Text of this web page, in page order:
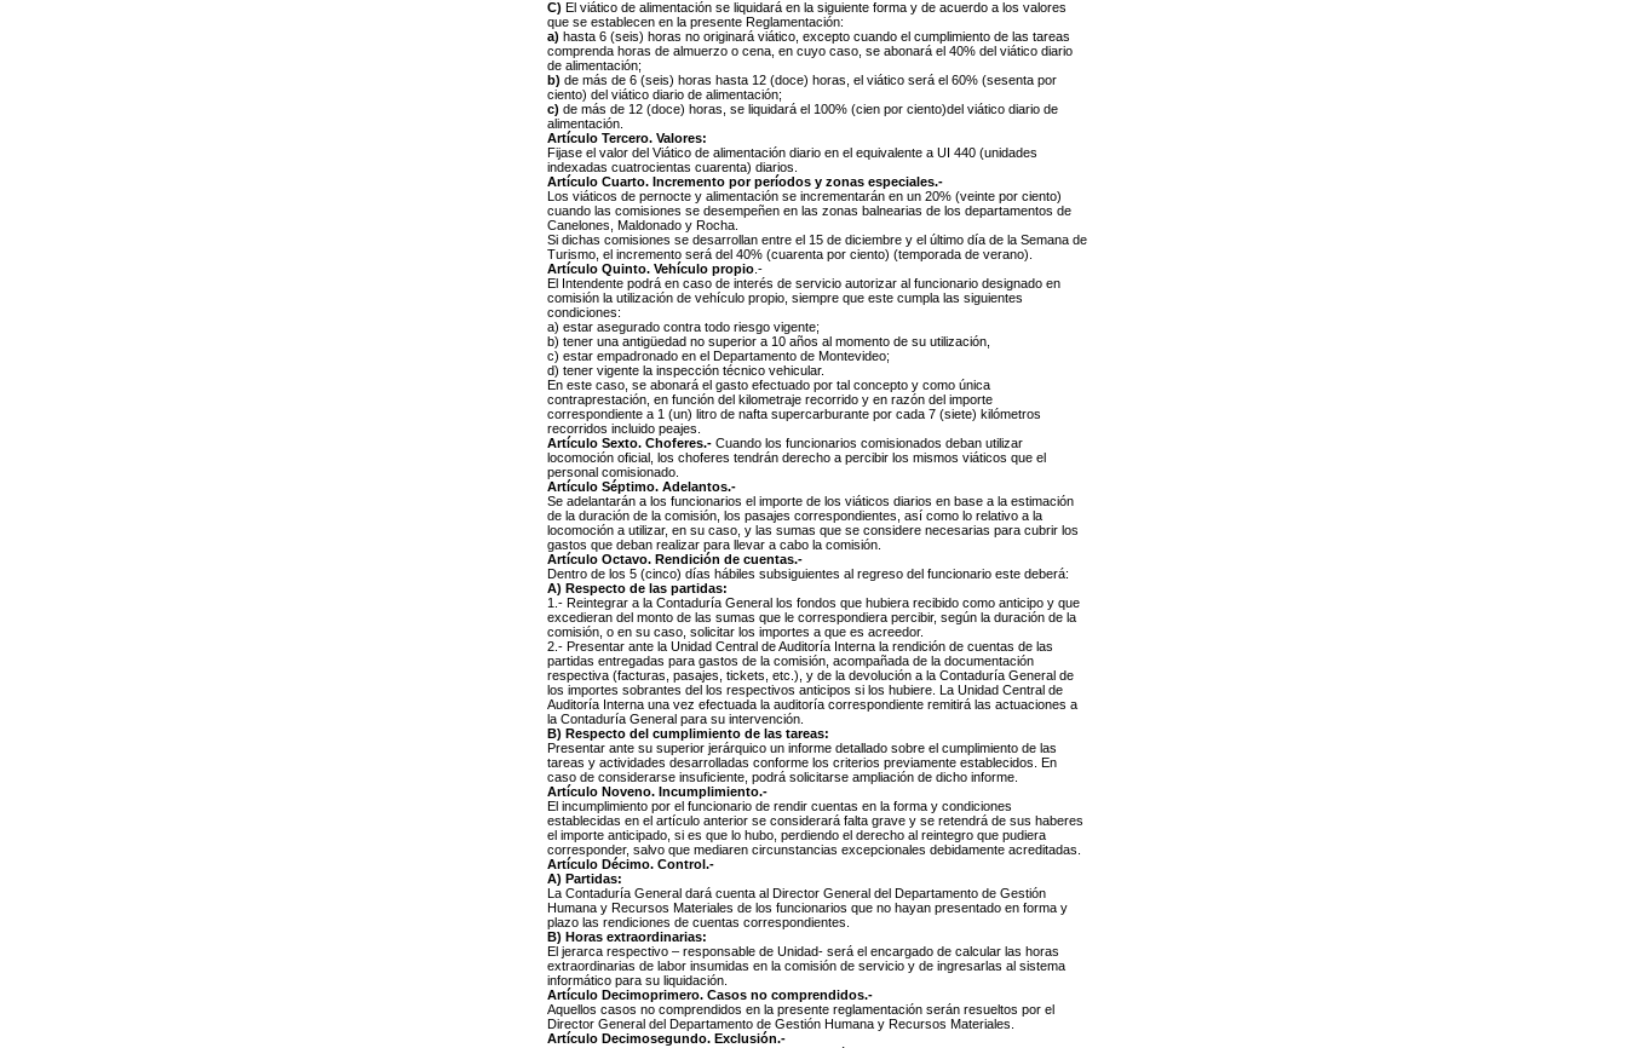
C) El viático de alimentación se liquidará en la siguiente forma y de acuerdo a los valores
que se establecen en la presente Reglamentación:
a) hasta 6 (seis) horas no originará viático, excepto cuando el cumplimiento de las tareas
comprenda horas de almuerzo o cena, en cuyo caso, se abonará el 40% del viático diario
de alimentación;
b) de más de 6 (seis) horas hasta 12 (doce) horas, el viático será el 60% (sesenta por
ciento) del viático diario de alimentación;
c) de más de 12 (doce) horas, se liquidará el 100% (cien por ciento)del viático diario de
alimentación.
Artículo Tercero. Valores:
Fijase el valor del Viático de alimentación diario en el equivalente a UI 440 (unidades
indexadas cuatrocientas cuarenta) diarios.
Artículo Cuarto. Incremento por períodos y zonas especiales.-
Los viáticos de pernocte y alimentación se incrementarán en un 20% (veinte por ciento)
cuando las comisiones se desempeñen en las zonas balnearias de los departamentos de
Canelones, Maldonado y Rocha.
Si dichas comisiones se desarrollan entre el 15 de diciembre y el último día de la Semana de
Turismo, el incremento será del 40% (cuarenta por ciento) (temporada de verano).
Artículo Quinto. Vehículo propio .-
El Intendente podrá en caso de interés de servicio autorizar al funcionario designado en
comisión la utilización de vehículo propio, siempre que este cumpla las siguientes
condiciones:
a) estar asegurado contra todo riesgo vigente;
b) tener una antigüedad no superior a 10 años al momento de su utilización,
c) estar empadronado en el Departamento de Montevideo;
d) tener vigente la inspección técnico vehicular.
En este caso, se abonará el gasto efectuado por tal concepto y como única
contraprestación, en función del kilometraje recorrido y en razón del importe
correspondiente a 1 (un) litro de nafta supercarburante por cada 7 (siete) kilómetros
recorridos incluido peajes.
Artículo Sexto. Choferes.- Cuando los funcionarios comisionados deban utilizar
locomoción oficial, los choferes tendrán derecho a percibir los mismos viáticos que el
personal comisionado.
Artículo Séptimo. Adelantos.-
Se adelantarán a los funcionarios el importe de los viáticos diarios en base a la estimación
de la duración de la comisión, los pasajes correspondientes, así como lo relativo a la
locomoción a utilizar, en su caso, y las sumas que se considere necesarias para cubrir los
gastos que deban realizar para llevar a cabo la comisión.
Artículo Octavo. Rendición de cuentas.-
Dentro de los 5 (cinco) días hábiles subsiguientes al regreso del funcionario este deberá:
A) Respecto de las partidas:
1.- Reintegrar a la Contaduría General los fondos que hubiera recibido como anticipo y que
excedieran del monto de las sumas que le correspondiera percibir, según la duración de la
comisión, o en su caso, solicitar los importes a que es acreedor.
2.- Presentar ante la Unidad Central de Auditoría Interna la rendición de cuentas de las
partidas entregadas para gastos de la comisión, acompañada de la documentación
respectiva (facturas, pasajes, tickets, etc.), y de la devolución a la Contaduría General de
los importes sobrantes del los respectivos anticipos si los hubiere. La Unidad Central de
Auditoría Interna una vez efectuada la auditoría correspondiente remitirá las actuaciones a
la Contaduría General para su intervención.
B) Respecto del cumplimiento de las tareas:
Presentar ante su superior jerárquico un informe detallado sobre el cumplimiento de las
tareas y actividades desarrolladas conforme los criterios previamente establecidos. En
caso de considerarse insuficiente, podrá solicitarse ampliación de dicho informe.
Artículo Noveno. Incumplimiento.-
El incumplimiento por el funcionario de rendir cuentas en la forma y condiciones
establecidas en el artículo anterior se considerará falta grave y se retendrá de sus haberes
el importe anticipado, si es que lo hubo, perdiendo el derecho al reintegro que pudiera
corresponder, salvo que mediaren circunstancias excepcionales debidamente acreditadas.
Artículo Décimo. Control.-
A) Partidas:
La Contaduría General dará cuenta al Director General del Departamento de Gestión
Humana y Recursos Materiales de los funcionarios que no hayan presentado en forma y
plazo las rendiciones de cuentas correspondientes.
B) Horas extraordinarias:
El jerarca respectivo – responsable de Unidad- será el encargado de calcular las horas
extraordinarias de labor insumidas en la comisión de servicio y de ingresarlas al sistema
informático para su liquidación.
Artículo Decimoprimero. Casos no comprendidos.-
Aquellos casos no comprendidos en la presente reglamentación serán resueltos por el
Director General del Departamento de Gestión Humana y Recursos Materiales.
Artículo Decimosegundo. Exclusión.-